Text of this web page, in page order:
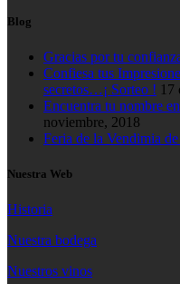
Blog
Gracias por tu
Confiesa tus
secretos…¡ Sorteo ! 17
Encuentra tu nombre
noviembre, 2018
Feria de la Vendimia
Nuestra Web
Historia
Nuestra bodega
Nuestros vinos